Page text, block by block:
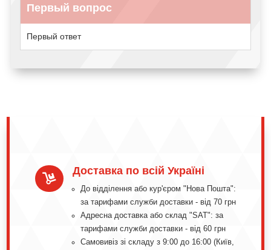
Первый вопрос
Первый ответ

Доставка по всій Україні
До відділення або кур'єром "Нова Пошта":
за тарифами служби доставки - від 70 грн
Адресна доставка або склад "SAT": за
тарифами служби доставки - від 60 грн
Самовивіз зі складу з 9:00 до 16:00 (Київ,